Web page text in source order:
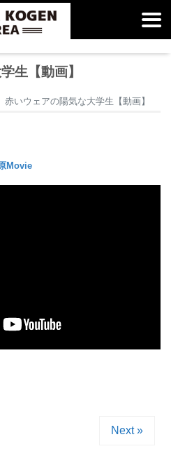
生【動画】
赤いウェアの陽気な大学生【動画】
Movie
Next »